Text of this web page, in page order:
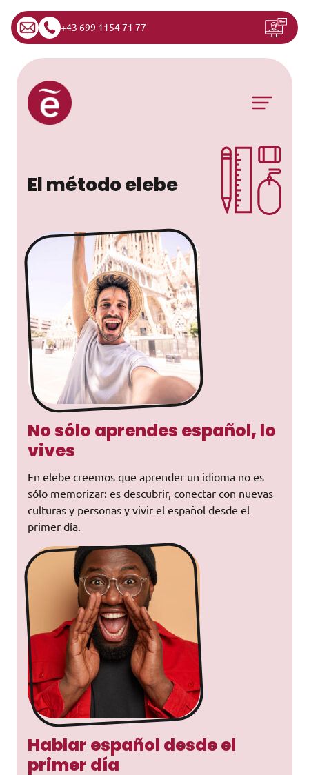
+43 699 1154 71 77
Saltar al contenido
Navegación principal
El método elebe
No sólo aprendes español, lo
vives
En elebe creemos que aprender un idioma no es
sólo memorizar: es descubrir, conectar con nuevas
culturas y personas y vivir el español desde el
primer día.
Hablar español desde el
primer día